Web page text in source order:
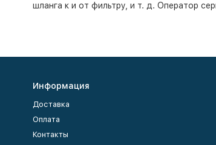
шланга к и от фильтру, и т. д. Оператор
Информация
Доставка
Оплата
Контакты